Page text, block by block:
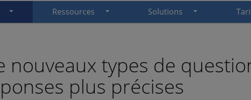
Ressources Solutions
nouveaux types de
plus précises